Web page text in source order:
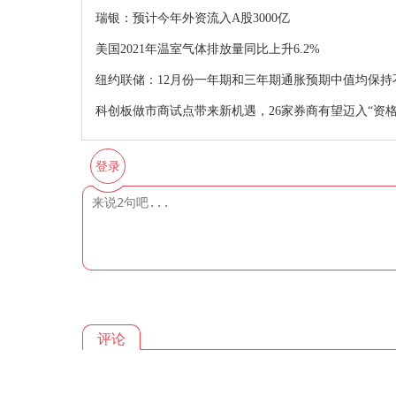
瑞银：预计今年外资流入A股3000亿
美国2021年温室气体排放量同比上升6.2%
纽约联储：12月份一年期和三年期通胀预期中值均保持
科创板做市商试点带来新机遇，26家券商有望迈入“资
登录
评论